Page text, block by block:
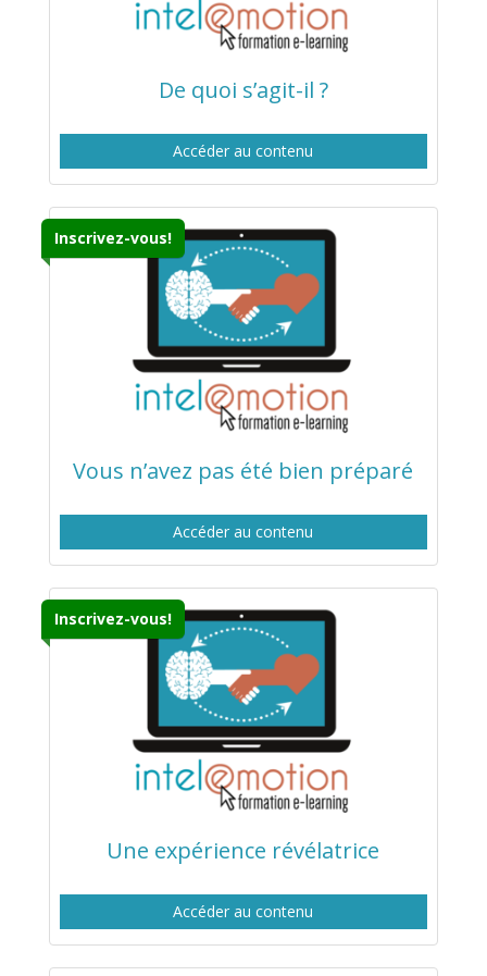
De quoi s’agit-il ?
Accéder au contenu
Inscrivez-vous!
Vous n’avez pas été bien préparé
Accéder au contenu
Inscrivez-vous!
Une expérience révélatrice
Accéder au contenu